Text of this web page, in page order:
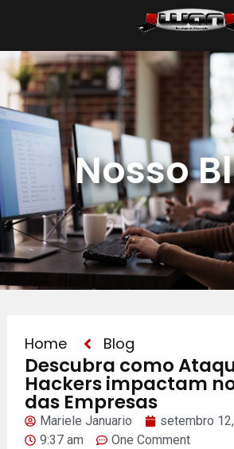
Nosso
Home Blog
Descubra como
Hackers impactam
das Empresas
Mariele Januario
setembro
9:37 am
One Comment